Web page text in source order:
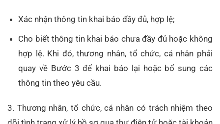
Xác nhận thông tin khai báo đầy đủ, hợp lệ;
Cho biết thông tin khai báo chưa đầy đủ hoặc không
hợp lệ. Khi đó, thương nhân, tổ chức, cá nhân phải
quay về Bước 3 để khai báo lại hoặc bổ sung các
thông tin theo yêu cầu.
3. Thương nhân, tổ chức, cá nhân có trách nhiệm theo